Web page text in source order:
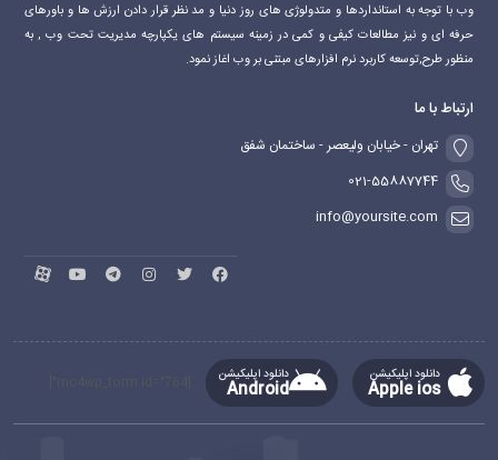
وب با توجه به استانداردها و متدولوژی های روز دنیا و مد نظر قرار دادن ارزش ها و باورهای
حرفه ای و نیز مطالعات کیفی و کمی در زمینه سیستم های یکپارچه مدیریت تحت وب , به
منظور طرح,توسعه کاربرد نرم افزارهای مبتنی بر وب اغاز نمود.
ارتباط با ما
تهران - خیابان ولیعصر - ساختمان شفق
021-55887744
info@yoursite.com
دانلود اپلیکیشن
Apple ios
دانلود اپلیکیشن
Android